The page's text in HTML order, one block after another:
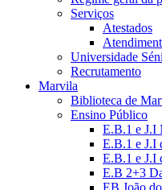
Serviços
Atestados
Universidade
Recrutamento
Marvila
Biblioteca de
Ensino Público
E.B.1 e J.I
E.B.1 e J.I
E.B.1 e J.I
E.B 2+3
EB João